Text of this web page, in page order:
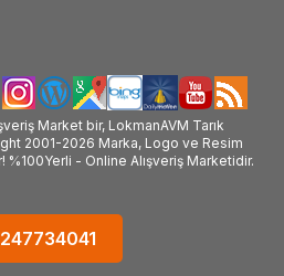
Market bir, LokmanAVM Tarık
2001-2026 Marka, Logo ve Resim
%100Yerli - Online Alışveriş Marketidir.